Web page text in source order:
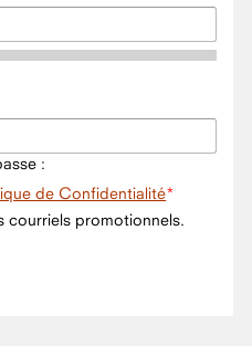
:
de Confidentialité
courriels promotionnels.